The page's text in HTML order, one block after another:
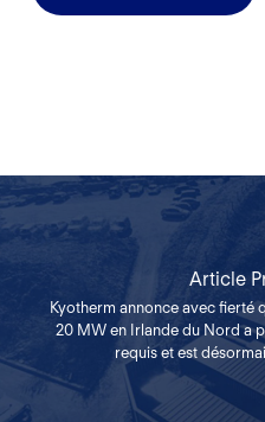
Article
Kyotherm annonce avec fierté
20 MW en Irlande du Nord a
requis et est